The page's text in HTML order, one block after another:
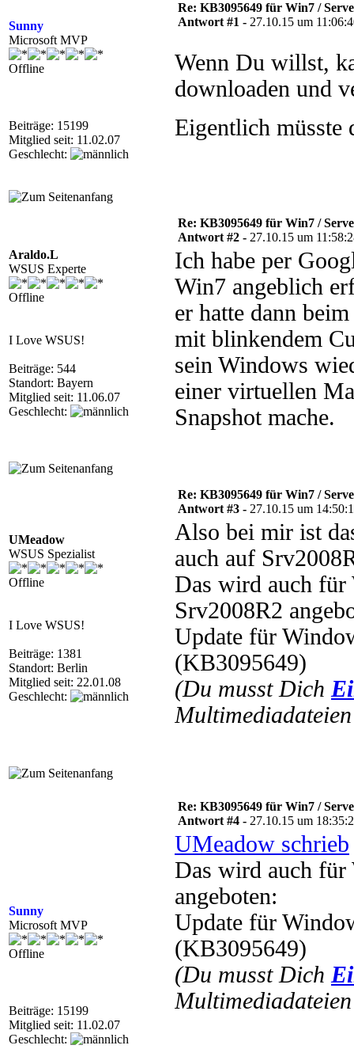
Sunny
Microsoft MVP
Offline
Beiträge: 15199
Mitglied seit: 11.02.07
Geschlecht:
Re: KB3095649 für Win7 /
Antwort #1 - 27.10.15 um
Wenn Du willst,
downloaden und
Eigentlich
Araldo.L
WSUS Experte
Offline
I Love WSUS!
Beiträge: 544
Standort: Bayern
Mitglied seit: 11.06.07
Geschlecht:
Re: KB3095649 für Win7 /
Antwort #2 - 27.10.15 um
Ich habe per
Win7 angeblich
er hatte dann
mit blinkendem
sein Windows
einer virtuellen
Snapshot mache.
UMeadow
WSUS Spezialist
Offline
I Love WSUS!
Beiträge: 1381
Standort: Berlin
Mitglied seit: 22.01.08
Geschlecht:
Re: KB3095649 für Win7 /
Antwort #3 - 27.10.15 um
Also bei mir ist
auch auf
Das wird auch für
Srv2008R2
Update für
(KB3095649)
(Du musst Dich
Sunny
Microsoft MVP
Offline
Beiträge: 15199
Mitglied seit: 11.02.07
Geschlecht:
Re: KB3095649 für Win7 /
Antwort #4 - 27.10.15 um
UMeadow schrieb
Das wird auch für
angeboten:
Update für
(KB3095649)
(Du musst Dich